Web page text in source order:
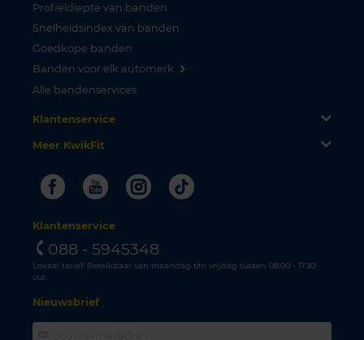
Profieldiepte van banden
Snelheidsindex van banden
Goedkope banden
Banden voor elk automerk
Alle bandenservices
Klantenservice
Meer KwikFit
FacebookYoutubeInstagram
Tiktok
Klantenservice
088 - 5945348
Lokaal tarief. Bereikbaar van maandag t/m vrijdag tussen 08.00 - 17.30
uur.
Nieuwsbrief